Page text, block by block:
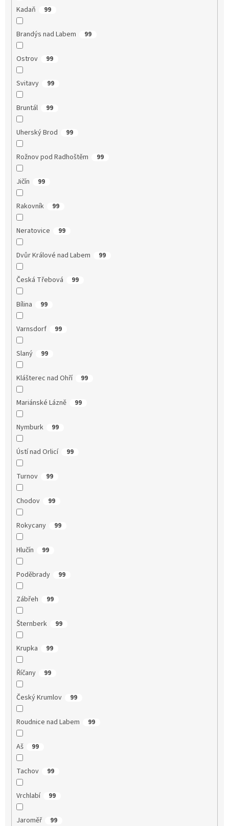
Kadaň 99
Brandýs nad Labem 99
Ostrov 99
Svitavy 99
Bruntál 99
Uherský Brod 99
Rožnov pod Radhoštěm 99
Jičín 99
Rakovník 99
Neratovice 99
Dvůr Králové nad Labem 99
Česká Třebová 99
Bílina 99
Varnsdorf 99
Slaný 99
Klášterec nad Ohří 99
Mariánské Lázně 99
Nymburk 99
Ústí nad Orlicí 99
Turnov 99
Chodov 99
Rokycany 99
Hlučín 99
Poděbrady 99
Zábřeh 99
Šternberk 99
Krupka 99
Říčany 99
Český Krumlov 99
Roudnice nad Labem 99
Aš 99
Tachov 99
Vrchlabí 99
Jaroměř 99